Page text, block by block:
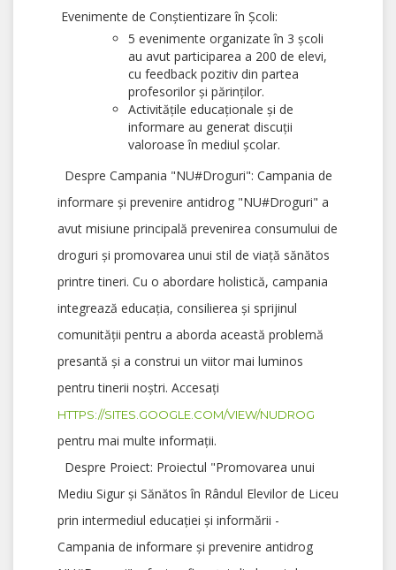
Evenimente de Conștientizare în Școli:
5 evenimente organizate în 3 școli
au avut participarea a 200 de elevi,
cu feedback pozitiv din partea
profesorilor și părinților.
Activitățile educaționale și de
informare au generat discuții
valoroase în mediul școlar.
Despre Campania "NU#Droguri": Campania de
informare și prevenire antidrog "NU#Droguri" a
avut misiune principală prevenirea consumului de
droguri și promovarea unui stil de viață sănătos
printre tineri. Cu o abordare holistică, campania
integrează educația, consilierea și sprijinul
comunității pentru a aborda această problemă
presantă și a construi un viitor mai luminos
pentru tinerii noștri. Accesați
HTTPS://SITES.GOOGLE.COM/VIEW/NUDROG
pentru mai multe informații.
Despre Proiect: Proiectul "Promovarea unui
Mediu Sigur și Sănătos în Rândul Elevilor de Liceu
prin intermediul educației și informării -
Campania de informare și prevenire antidrog